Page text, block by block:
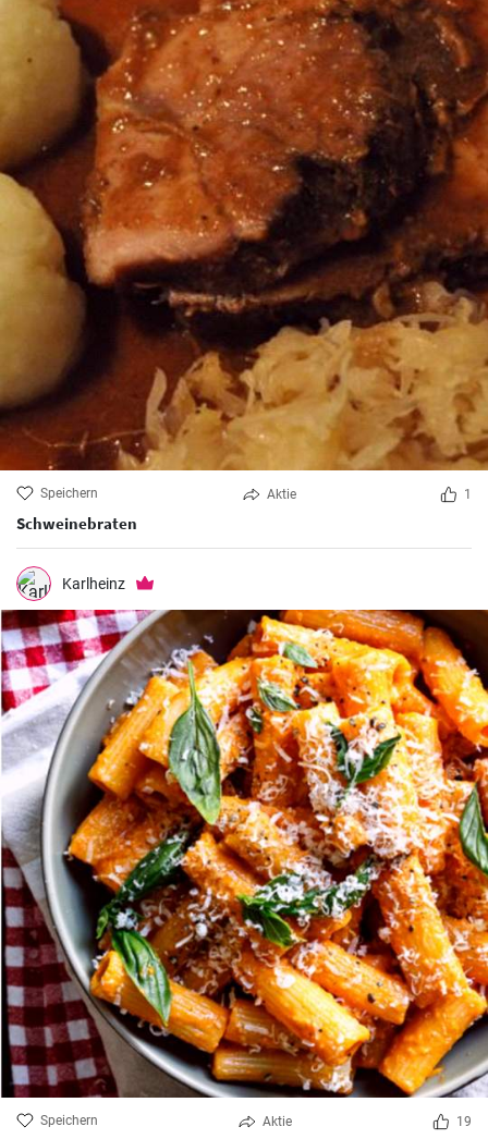
Speichern Aktie 1
Schweinebraten
Karlheinz
Speichern Aktie 19